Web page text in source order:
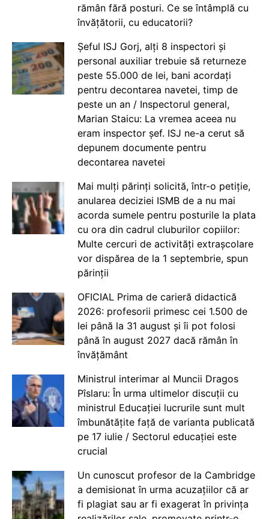
rămân fără posturi. Ce se întâmplă cu
învățătorii, cu educatorii?
Șeful ISJ Gorj, alți 8 inspectori și
personal auxiliar trebuie să returneze
peste 55.000 de lei, bani acordați
pentru decontarea navetei, timp de
peste un an / Inspectorul general,
Marian Staicu: La vremea aceea nu
eram inspector șef. ISJ ne-a cerut să
depunem documente pentru
decontarea navetei
Mai mulți părinți solicită, într-o petiție,
anularea deciziei ISMB de a nu mai
acorda sumele pentru posturile la plata
cu ora din cadrul cluburilor copiilor:
Multe cercuri de activități extrașcolare
vor dispărea de la 1 septembrie, spun
părinții
OFICIAL Prima de carieră didactică
2026: profesorii primesc cei 1.500 de
lei până la 31 august și îi pot folosi
până în august 2027 dacă rămân în
învățământ
Ministrul interimar al Muncii Dragos
Pîslaru: În urma ultimelor discuții cu
ministrul Educației lucrurile sunt mult
îmbunătățite față de varianta publicată
pe 17 iulie / Sectorul educației este
crucial
Un cunoscut profesor de la Cambridge
a demisionat în urma acuzațiilor că ar
fi plagiat sau ar fi exagerat în privința